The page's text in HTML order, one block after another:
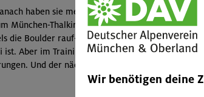
haben sie mehr denn je Gas gegeben. Im
München-Thalkirchen hat sich so mancher
die Boulder rauf- und runterturnen. Nur schade,
Aber im Training suchen sich die Jugendlichen
Und der nächste Wettkampf kommt
Wir benötigen deine